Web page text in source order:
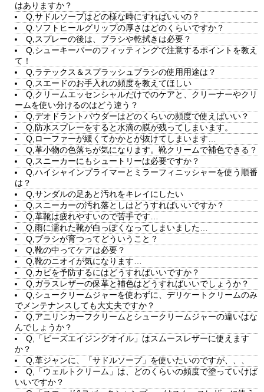
はありますか？
Q,サドルソープはどの様な時にすればいいの？
Q.ソフトヒールグリップの厚さはどのくらいですか？
Q,スプレーの後は、ブラシや乾拭きは必要？
Q,シューキーパーのフィッティングで注意するポイントを教え
て！
Q,ラテックス＆スプラッシュブラシの使用用途は？
Q,スエードのお手入れの頻度を教えてほしい
Q,クリームエッセンシャルだけでのケアと、クリーナーやクリ
ームを使い分けるのはどう違う？
Q,デオドラントパウダーはどのくらいの頻度で使えばいい？
Q,防水スプレーをすると水滴の膜が残ってしまいます。
Q,ローファーが緩くてかかとが抜けてしまいます…
Q,革小物の色落ちが気になります。靴クリームで補色できる？
Q,スニーカーにもシュートリーは必要ですか？
Q,ハイシャインプライマーとミラーフィニッシャーを使う順番
は？
Q,サンダルの足あと汚れをキレイにしたい
Q,スニーカーの汚れ落としはどうすればいいですか？
Q,革靴は疲れやすいので苦手です…
Q,雨に濡れた靴が白っぽくなってしまいました…
Q,ブラシが育つってどういうこと？
Q,靴の中ってケアは必要？
Q,靴のニオイが気になります…
Q,カビを予防するにはどうすればいいですか？
Q,ガラスレザーの保革と補色はどうすればいいでしょうか？
Q,シュークリームジャーを使わずに、デリケートクリームのみ
でメンテナンスしても大丈夫ですか？
Q,アニリンカーフクリームとシュークリームジャーの違いはな
んでしょうか？
Q,「ビーズエイジングオイル」はスムースレザーに使えます
か？
Q,革ジャンに、「サドルソープ」を使いたいのですが、、、
Q,「ウェルトクリーム」は、どのくらいの頻度で塗っていけば
いいですか？